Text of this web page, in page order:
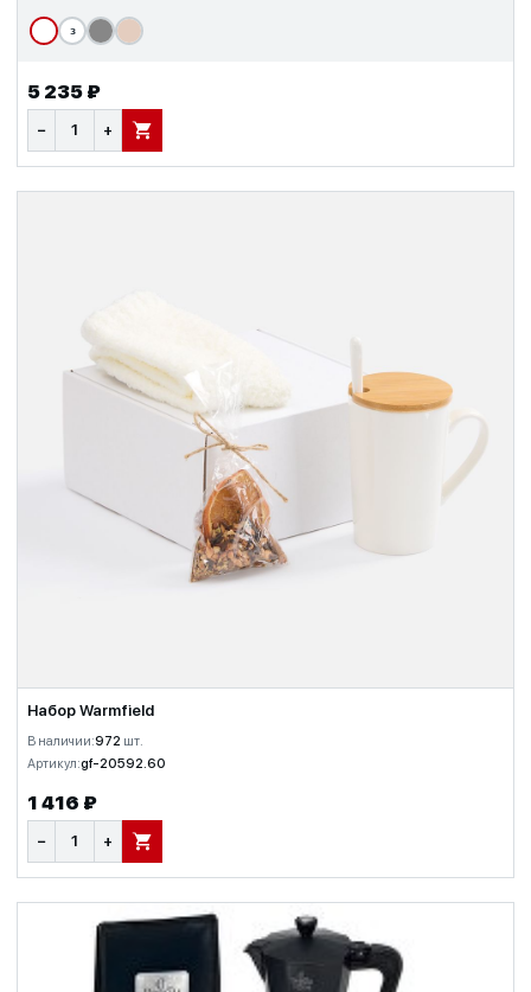
з
5 235 ₽
− + В КОРЗИНУ
Набор Warmfield
В наличии:972 шт.
Артикул:gf-20592.60
1 416 ₽
− + В КОРЗИНУ